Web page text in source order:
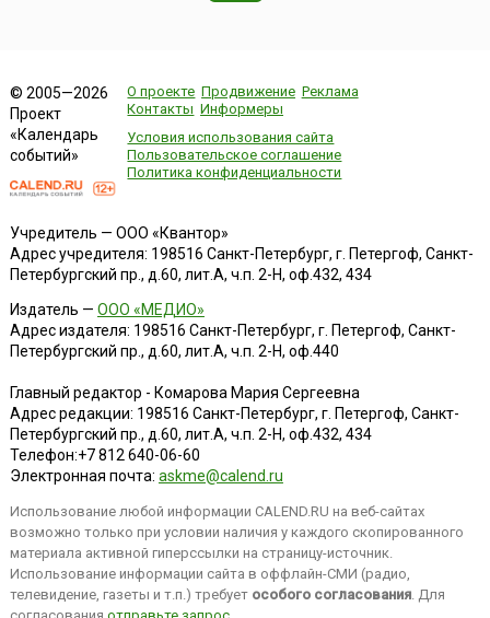
© 2005—2026
Проект
«Календарь
событий»
О проекте Продвижение Реклама
Контакты Информеры
Условия использования сайта
Пользовательское соглашение
Политика конфиденциальности
Учредитель — ООО «Квантор»
Адрес учредителя: 198516 Санкт-Петербург, г. Петергоф, Санкт-
Петербургский пр., д.60, лит.А, ч.п. 2-Н, оф.432, 434
Издатель — ООО «МЕДИО»
Адрес издателя: 198516 Санкт-Петербург, г. Петергоф, Санкт-
Петербургский пр., д.60, лит.А, ч.п. 2-Н, оф.440
Главный редактор - Комарова Мария Сергеевна
Адрес редакции: 198516 Санкт-Петербург, г. Петергоф, Санкт-
Петербургский пр., д.60, лит.А, ч.п. 2-Н, оф.432, 434
Телефон:+7 812 640-06-60
Электронная почта: askme@calend.ru
Использование любой информации CALEND.RU на веб-сайтах
возможно только при условии наличия у каждого скопированного
материала активной гиперссылки на страницу-источник.
Использование информации сайта в оффлайн-СМИ (радио,
телевидение, газеты и т.п.) требует особого согласования. Для